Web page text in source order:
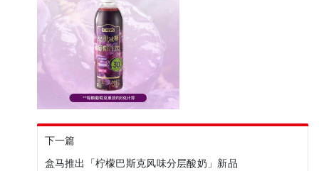
下一篇
盒马推出「柠檬巴斯克风味分层酸奶」新品